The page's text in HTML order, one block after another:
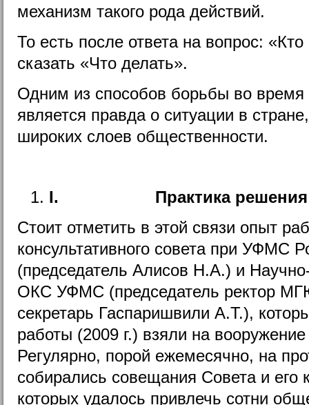
механизм такого рода действий.
То есть после ответа на вопрос:
сказать «Что делать».
Одним из способов борьбы во время
является правда о ситуации в
широких слоев общественности.
I. Практика
Стоит отметить в этой связи опыт
консультативного совета при УФМС
(председатель Алисов Н.А.) и
ОКС УФМС (председатель ректор
секретарь Гаспаришвили А.Т.),
работы (2009 г.) взяли на
Регулярно, порой ежемесячно, на
собирались совещания Совета и его
которых удалось привлечь сотни